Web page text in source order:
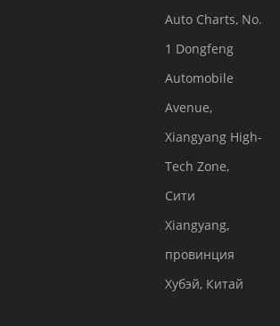
Auto Charts, No.
1 Dongfeng
Automobile
Avenue,
Xiangyang High-
Tech Zone,
Сити
Xiangyang,
провинция
Хубэй, Китай